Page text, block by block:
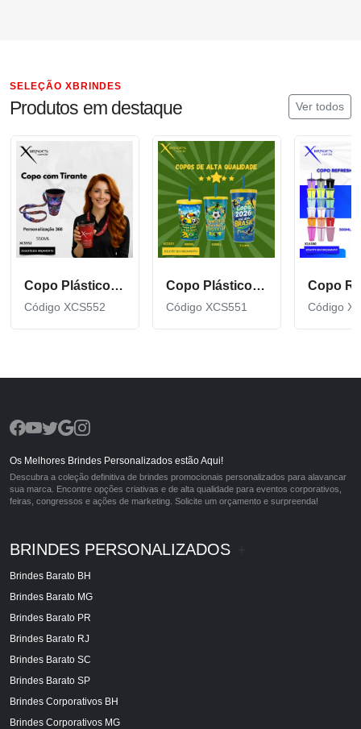
SELEÇÃO XBRINDES
Produtos em destaque Ver todos
Copo Plástico de 550 ML com Tirante Personalizado XCS552
Código XCS552
Copo Plástico personalizado In Mold Label 360 XCS551
Código XCS551 Código
Os Melhores Brindes Personalizados estão Aqui!
Descubra a coleção definitiva de brindes promocionais personalizados para alavancar
sua marca. Encontre opções criativas e de alta qualidade para eventos corporativos,
feiras, congressos e ações de marketing. Solicite um orçamento e surpreenda!
BRINDES PERSONALIZADOS
Brindes Barato BH
Brindes Barato MG
Brindes Barato PR
Brindes Barato RJ
Brindes Barato SC
Brindes Barato SP
Brindes Corporativos BH
Brindes Corporativos MG